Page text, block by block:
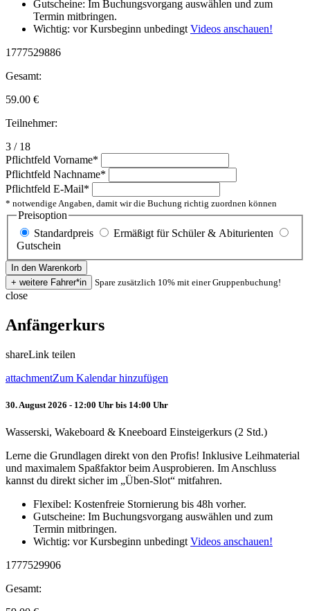
Gutscheine: Im Buchungsvorgang auswählen und zum
Termin mitbringen.
Wichtig: vor Kursbeginn unbedingtVideos anschauen!
1777529886
Gesamt:
59.00 €
Teilnehmer:
3 / 18
Pflichtfeld Vorname*
Pflichtfeld Nachname*
Pflichtfeld E-Mail*
* notwendige Angaben, damit wir die Buchung richtig zuordnen können
Preisoption
Standardpreis
Ermäßigt für Schüler & Abiturienten
Gutschein
Spare zusätzlich 10% mit einer Gruppenbuchung!
close
Anfängerkurs
shareLink teilen
attachmentZum Kalendar hinzufügen
30. August 2026 - 12:00 Uhr bis 14:00 Uhr
Wasserski, Wakeboard & Kneeboard Einsteigerkurs (2 Std.)
Lerne die Grundlagen direkt von den Profis! Inklusive Leihmaterial
und maximalem Spaßfaktor beim Ausprobieren. Im Anschluss
kannst du direkt sicher im „Üben-Slot“ mitfahren.
Flexibel: Kostenfreie Stornierung bis 48h vorher.
Gutscheine: Im Buchungsvorgang auswählen und zum
Termin mitbringen.
Wichtig: vor Kursbeginn unbedingt Videos anschauen!
1777529906
Gesamt: